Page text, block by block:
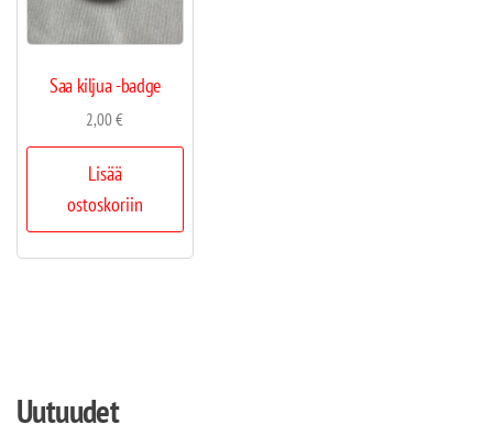
Saa kiljua -badge
2,00€
Lisää
ostoskoriin
Uutuudet